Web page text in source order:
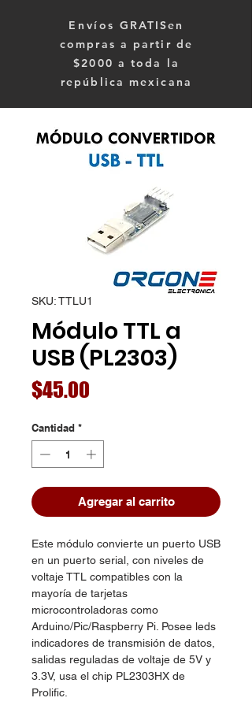
Envíos GRATISen
compras a partir de
$2000 a toda la
república mexicana
SKU: TTLU1
Módulo TTL a
USB (PL2303)
$45.00
Cantidad *
Agregar al carrito
Este módulo convierte un puerto USB
en un puerto serial, con niveles de
voltaje TTL compatibles con la
mayoría de tarjetas
microcontroladoras como
Arduino/Pic/Raspberry Pi. Posee leds
indicadores de transmisión de datos,
salidas reguladas de voltaje de 5V y
3.3V, usa el chip PL2303HX de
Prolific.